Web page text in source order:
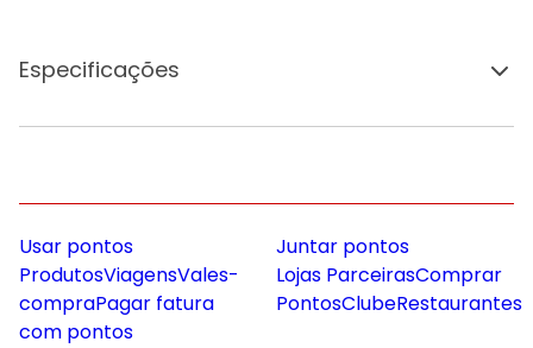
Especificações
Usar pontos
ProdutosViagensVales-
compraPagar fatura
com pontos
Juntar pontos
Lojas ParceirasComprar
PontosClubeRestaurantes